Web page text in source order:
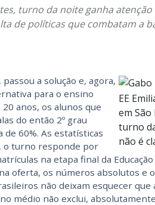
turno da noite ganha
de políticas que combatam a
EE
em
turno
não é
a solução e, agora,
para o ensino
anos, os alunos que
do então 2º grau
60%. As estatísticas
o turno responde por
na etapa final da
oferta, os números absolutos e
não deixam esquecer que
médio não exclui,